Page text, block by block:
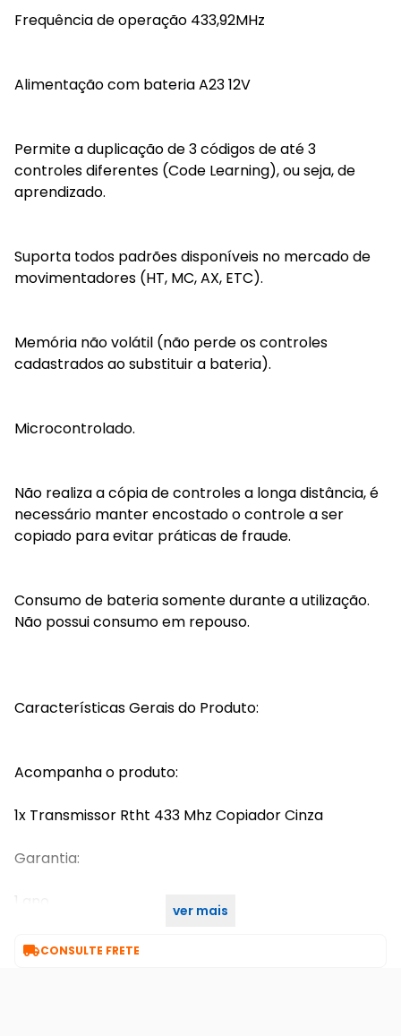
Frequência de operação 433,92MHz
Alimentação com bateria A23 12V
Permite a duplicação de 3 códigos de até 3
controles diferentes (Code Learning), ou seja, de
aprendizado.
Suporta todos padrões disponíveis no mercado de
movimentadores (HT, MC, AX, ETC).
Memória não volátil (não perde os controles
cadastrados ao substituir a bateria).
Microcontrolado.
Não realiza a cópia de controles a longa distância, é
necessário manter encostado o controle a ser
copiado para evitar práticas de fraude.
Consumo de bateria somente durante a utilização.
Não possui consumo em repouso.
Características Gerais do Produto:
Acompanha o produto:
1x Transmissor Rtht 433 Mhz Copiador Cinza
Garantia:
1 ano
ver mais
CONSULTE FRETE